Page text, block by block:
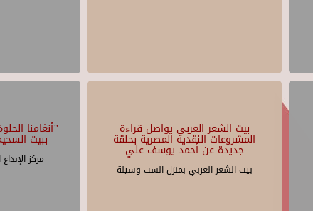
"أنغامنا
ببيت
مركز
بيت الشعر العربي يواصل قراءة
المشروعات النقدية المصرية بحلقة
جديدة عن أحمد يوسف علي
بيت الشعر العربي بمنزل الست وسيلة